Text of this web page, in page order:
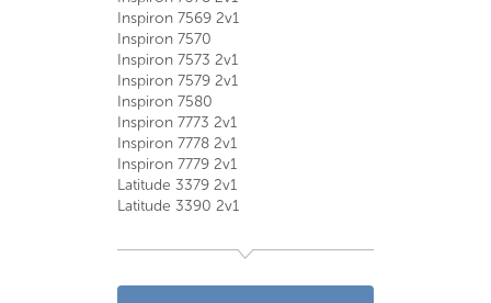
Inspiron 7569 2v1
Inspiron 7570
Inspiron 7573 2v1
Inspiron 7579 2v1
Inspiron 7580
Inspiron 7773 2v1
Inspiron 7778 2v1
Inspiron 7779 2v1
Latitude 3379 2v1
Latitude 3390 2v1